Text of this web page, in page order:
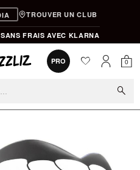
TROUVER UN CLUB
FRAIS AVEC KLARNA
PRO favorite0
0
search